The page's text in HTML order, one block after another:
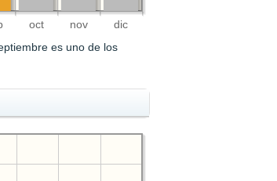
oct nov dic
es uno de los